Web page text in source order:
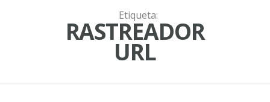
Etiqueta:
RASTREADOR
URL